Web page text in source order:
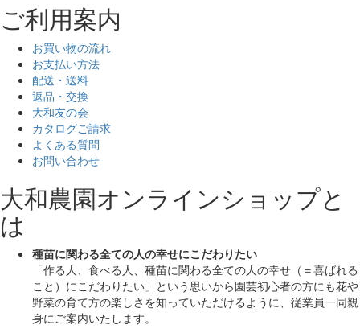
ご利用案内
お買い物の流れ
お支払い方法
配送・送料
返品・交換
大和友の会
カタログご請求
よくある質問
お問い合わせ
大和農園オンラインショップと
は
種苗に関わる全ての人の幸せにこだわりたい
「作る人、食べる人、種苗に関わる全ての人の幸せ（＝喜ばれる
こと）にこだわりたい」 という思いから園芸初心者の方にも花や
野菜の育て方の楽しさを知っていただけるように、従業員一同親
身にご案内いたします。